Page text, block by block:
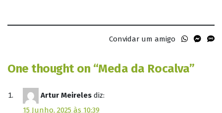
Convidar um amigo
One thought on “Meda da Rocalva”
Artur Meireles diz:
15 Junho, 2025 às 10:39